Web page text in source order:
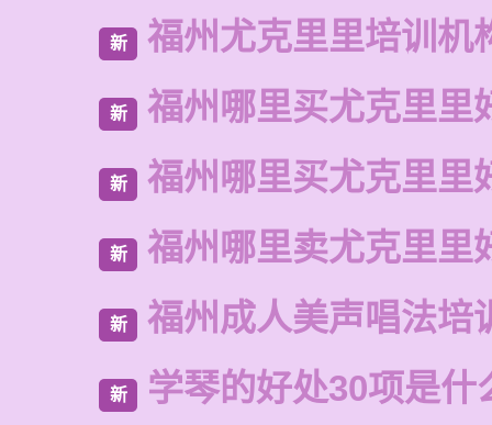
新 福州尤克里里培训机
新 福州哪里买尤克里里
新 福州哪里买尤克里里
新 福州哪里卖尤克里里
新 福州成人美声唱法培
新 学琴的好处30项是什